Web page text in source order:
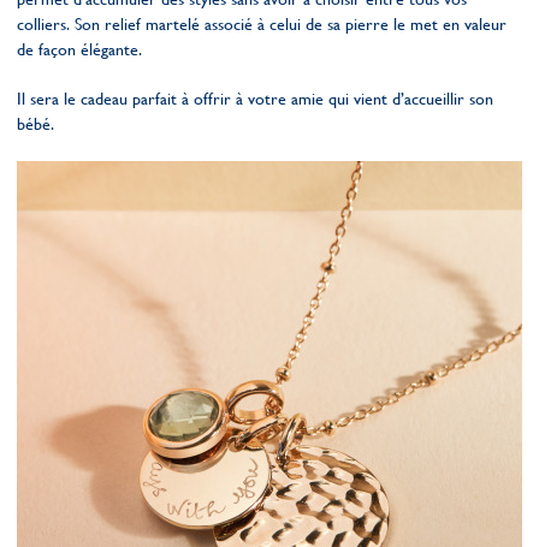
colliers. Son relief martelé associé à celui de sa pierre le met en valeur
de façon élégante.
Il sera le cadeau parfait à offrir à votre amie qui vient d’accueillir son
bébé.